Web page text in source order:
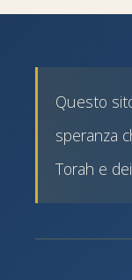
Questo
speranza
Torah e